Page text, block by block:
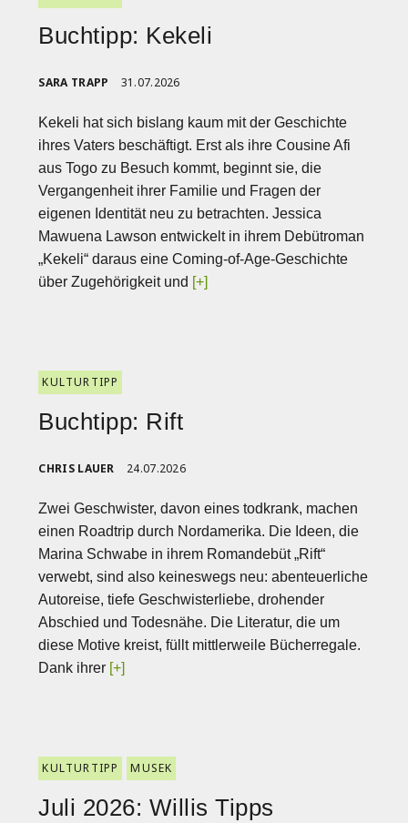
Buchtipp: Kekeli
SARA TRAPP 31.07.2026
Kekeli hat sich bislang kaum mit der Geschichte
ihres Vaters beschäftigt. Erst als ihre Cousine Afi
aus Togo zu Besuch kommt, beginnt sie, die
Vergangenheit ihrer Familie und Fragen der
eigenen Identität neu zu betrachten. Jessica
Mawuena Lawson entwickelt in ihrem Debütroman
„Kekeli“ daraus eine Coming-of-Age-Geschichte
über Zugehörigkeit und [+]
KULTURTIPP
Buchtipp: Rift
CHRIS LAUER 24.07.2026
Zwei Geschwister, davon eines todkrank, machen
einen Roadtrip durch Nordamerika. Die Ideen, die
Marina Schwabe in ihrem Romandebüt „Rift“
verwebt, sind also keineswegs neu: abenteuerliche
Autoreise, tiefe Geschwisterliebe, drohender
Abschied und Todesnähe. Die Literatur, die um
diese Motive kreist, füllt mittlerweile Bücherregale.
Dank ihrer [+]
KULTURTIPP MUSEK
Juli 2026: Willis Tipps